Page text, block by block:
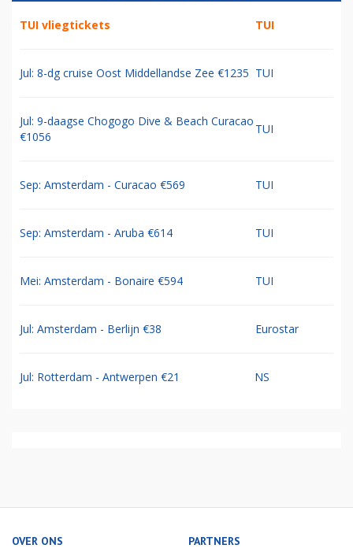
TUI vliegtickets TUI
Jul: 8-dg cruise Oost Middellandse Zee €1235 TUI
Jul: 9-daagse Chogogo Dive & Beach Curacao
€1056
TUI
Sep: Amsterdam - Curacao €569 TUI
Sep: Amsterdam - Aruba €614 TUI
Mei: Amsterdam - Bonaire €594 TUI
Jul: Amsterdam - Berlijn €38 Eurostar
Jul: Rotterdam - Antwerpen €21 NS
OVER ONS PARTNERS